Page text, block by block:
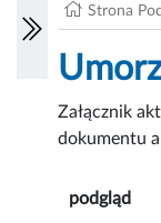
Strona
Załącznik
dokumentu
podgląd